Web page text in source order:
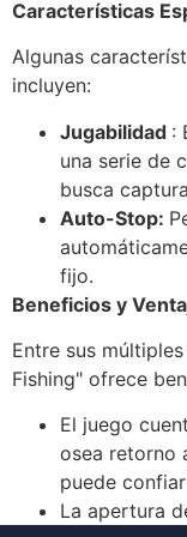
Características
Algunas
incluyen:
Jugabilidad :
una serie de
busca
Auto-Stop:
fijo.
Beneficios y
Entre sus
Fishing" ofrece
El juego
osea retorno
puede
La apertura